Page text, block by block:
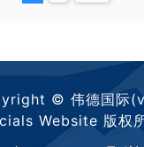
© 伟德国际
Website 版权